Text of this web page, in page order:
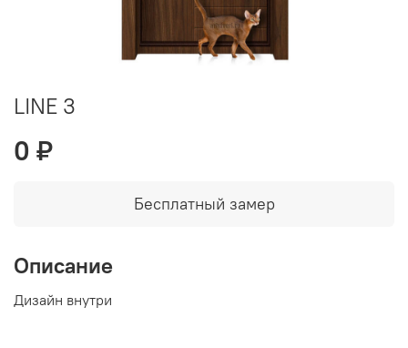
LINE 3
0 ₽
Бесплатный замер
Описание
Дизайн внутри